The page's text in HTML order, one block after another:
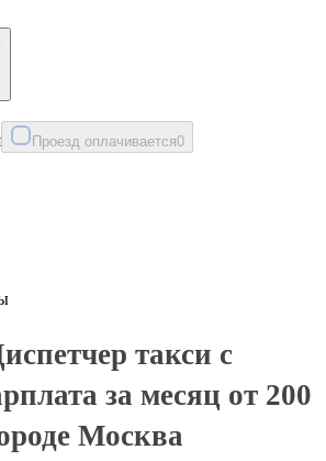
Проезд оплачивается0
такси с
за месяц от 200
Москва